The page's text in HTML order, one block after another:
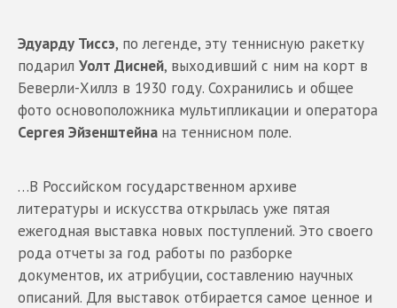
Эдуарду Тиссэ, по легенде, эту теннисную ракетку
подарил Уолт Дисней, выходивший с ним на корт в
Беверли-Хиллз в 1930 году. Сохранились и общее
фото основоположника мультипликации и оператора
Сергея Эйзенштейна на теннисном поле.
…В Российском государственном архиве
литературы и искусства открылась уже пятая
ежегодная выставка новых поступлений. Это своего
рода отчеты за год работы по разборке
документов, их атрибуции, составлению научных
описаний. Для выставок отбирается самое ценное и